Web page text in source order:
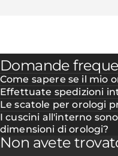
Domande
Come sapere se il mio
Effettuate spedizioni
Le scatole per orologi
I cuscini all'interno
dimensioni di orologi?
Non avete